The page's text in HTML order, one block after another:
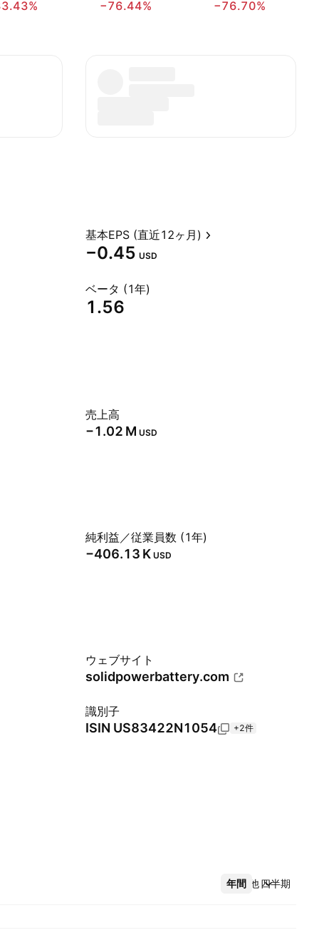
−76.44%
−76.70%
基本EPS (直近12ヶ月)
−0.45 USD
ベータ (1年)
1.56
売上高
‪−1.02 M‬ USD
純利益／従業員数 (1年)
‪−406.13 K‬ USD
ウェブサイト
solidpowerbattery.com
識別子
ISIN US83422N1054 +2件
年間 四半期
その他